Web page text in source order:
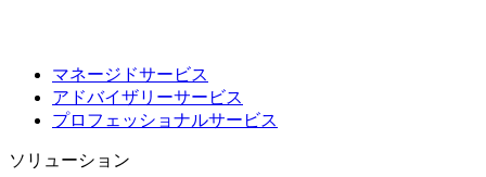
マネージドサービス
アドバイザリーサービス
プロフェッショナルサービス
ソリューション